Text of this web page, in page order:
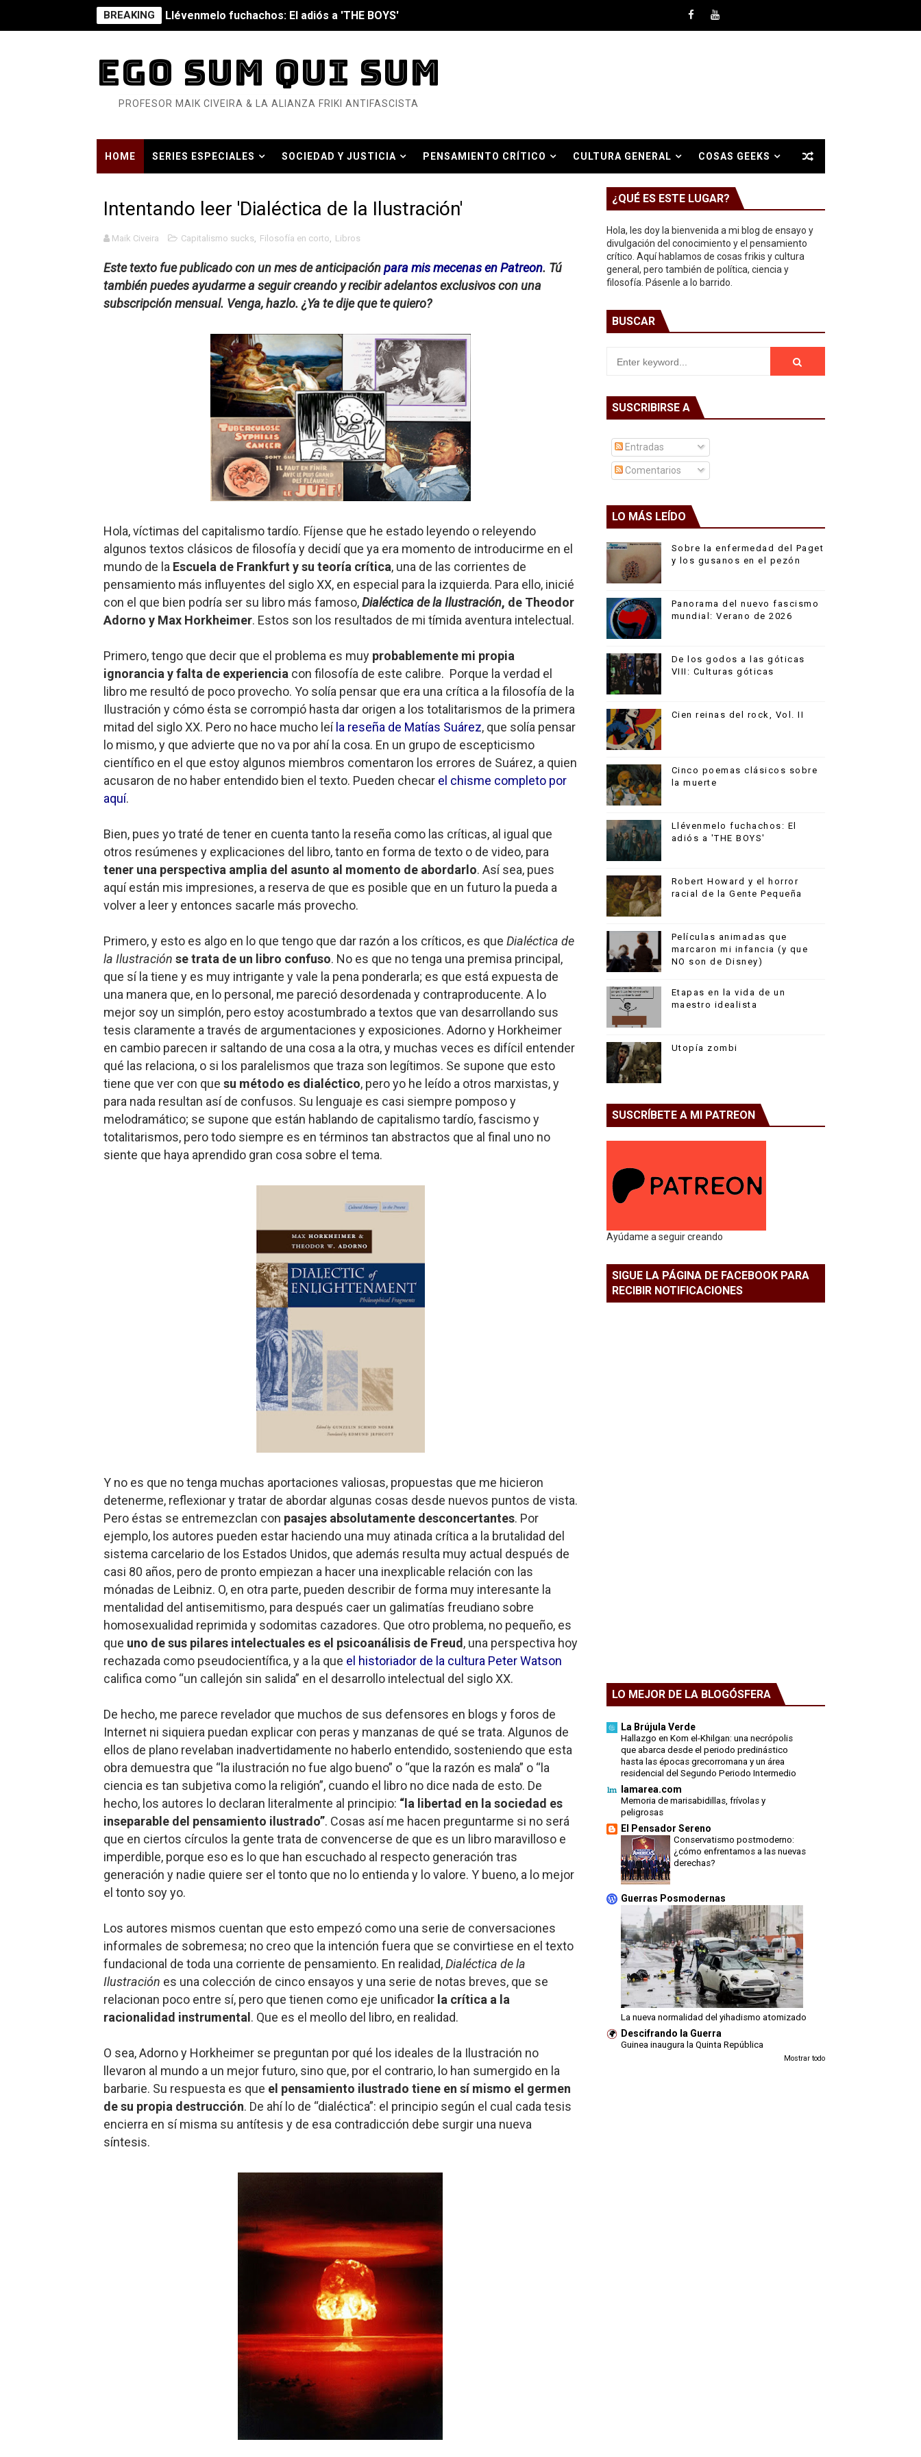
BREAKING Llévenmelo fuchachos: El adiós a 'THE BOYS'
Mario: La epopeya del fontanero - Parte II
Mario: La epopeya del fontanero - Parte I
Pequeña Filmoteca Antifascista
Pokémon: La película existencialista
Así se ve el fascismo en 2026... Y así se ve la Resistencia
Un año para sobrevivir al mundo: Dos mil tíjiri cinco
¿Estamos soñando con ovejas eléctricas?
Dioses y Monstruos: Guillermo (UNO)
Carlos Manzo y el narcogobierno asesino
Gótico Mexicano
El mito de Frankenstein
25 grandes películas de terror del siglo XXI
Charlie Kirk y la izquierda asesina
Dios es Cambio: Filosofía Earthseed para el fin del mundo
Nuestra era de genocidios
Transformers: ¿Una película marxista?
Gentile: Lo que debes entender sobre el fascismo
Definiendo: ¿Qué es el fascismo?
Panorama del nuevo fascismo mundial: Verano de 2026
EGO SUM QUI SUM
PROFESOR MAIK CIVEIRA & LA ALIANZA FRIKI ANTIFASCISTA
HOME SERIES ESPECIALES SOCIEDAD Y JUSTICIA PENSAMIENTO CRÍTICO CULTURA GENERAL COSAS GEEKS
Intentando leer 'Dialéctica de la Ilustración'
Maik Civeira Capitalismo sucks, Filosofía en corto, Libros
Este texto fue publicado con un mes de anticipaciónpara mis mecenas en Patreon. Tú
también puedes ayudarme a seguir creando y recibir adelantos exclusivos con una
subscripción mensual. Venga, hazlo. ¿Ya te dije que te quiero?
Hola, víctimas del capitalismo tardío. Fíjense que he estado leyendo o releyendo
algunos textos clásicos de filosofía y decidí que ya era momento de introducirme en el
mundo de la Escuela de Frankfurt y su teoría crítica, una de las corrientes de
pensamiento más influyentes del siglo XX, en especial para la izquierda. Para ello, inicié
con el que bien podría ser su libro más famoso,Dialéctica de la Ilustración, de Theodor
Adorno y Max Horkheimer. Estos son los resultados de mi tímida aventura intelectual.
Primero, tengo que decir que el problema es muy probablemente mi propia
ignorancia y falta de experiencia con filosofía de este calibre. Porque la verdad el
libro me resultó de poco provecho. Yo solía pensar que era una crítica a la filosofía de la
Ilustración y cómo ésta se corrompió hasta dar origen a los totalitarismos de la primera
mitad del siglo XX. Pero no hace mucho leí la reseña de Matías Suárez, que solía pensar
lo mismo, y que advierte que no va por ahí la cosa. En un grupo de escepticismo
científico en el que estoy algunos miembros comentaron los errores de Suárez, a quien
acusaron de no haber entendido bien el texto. Pueden checar el chisme completo por
aquí.
Bien, pues yo traté de tener en cuenta tanto la reseña como las críticas, al igual que
otros resúmenes y explicaciones del libro, tanto en forma de texto o de video, para
tener una perspectiva amplia del asunto al momento de abordarlo. Así sea, pues
aquí están mis impresiones, a reserva de que es posible que en un futuro la pueda a
volver a leer y entonces sacarle más provecho.
Primero, y esto es algo en lo que tengo que dar razón a los críticos, es que Dialéctica de
la Ilustración se trata de un libro confuso. No es que no tenga una premisa principal,
que sí la tiene y es muy intrigante y vale la pena ponderarla; es que está expuesta de
una manera que, en lo personal, me pareció desordenada y contraproducente. A lo
mejor soy un simplón, pero estoy acostumbrado a textos que van desarrollando sus
tesis claramente a través de argumentaciones y exposiciones. Adorno y Horkheimer
en cambio parecen ir saltando de una cosa a la otra, y muchas veces es difícil entender
qué las relaciona, o si los paralelismos que traza son legítimos. Se supone que esto
tiene que ver con que su método es dialéctico, pero yo he leído a otros marxistas, y
para nada resultan así de confusos. Su lenguaje es casi siempre pomposo y
melodramático; se supone que están hablando de capitalismo tardío, fascismo y
totalitarismos, pero todo siempre es en términos tan abstractos que al final uno no
siente que haya aprendido gran cosa sobre el tema.
Y no es que no tenga muchas aportaciones valiosas, propuestas que me hicieron
detenerme, reflexionar y tratar de abordar algunas cosas desde nuevos puntos de vista.
Pero éstas se entremezclan con pasajes absolutamente desconcertantes. Por
ejemplo, los autores pueden estar haciendo una muy atinada crítica a la brutalidad del
sistema carcelario de los Estados Unidos, que además resulta muy actual después de
casi 80 años, pero de pronto empiezan a hacer una inexplicable relación con las
mónadas de Leibniz. O, en otra parte, pueden describir de forma muy interesante la
mentalidad del antisemitismo, para después caer un galimatías freudiano sobre
homosexualidad reprimida y sodomitas cazadores. Que otro problema, no pequeño, es
que uno de sus pilares intelectuales es el psicoanálisis de Freud , una perspectiva hoy
rechazada como pseudocientífica, y a la que el historiador de la cultura Peter Watson
califica como “un callejón sin salida” en el desarrollo intelectual del siglo XX.
De hecho, me parece revelador que muchos de sus defensores en blogs y foros de
Internet ni siquiera puedan explicar con peras y manzanas de qué se trata. Algunos de
ellos de plano revelaban inadvertidamente no haberlo entendido, sosteniendo que esta
obra demuestra que “la ilustración no fue algo bueno” o “que la razón es mala” o “la
ciencia es tan subjetiva como la religión”, cuando el libro no dice nada de esto. De
hecho, los autores lo declaran literalmente al principio: “la libertad en la sociedad es
inseparable del pensamiento ilustrado”. Cosas así me hacen preguntarme si no será
que en ciertos círculos la gente trata de convencerse de que es un libro maravilloso e
imperdible, porque eso es lo que han escuchado al respecto generación tras
generación y nadie quiere ser el tonto que no lo entienda y lo valore. Y bueno, a lo mejor
el tonto soy yo.
Los autores mismos cuentan que esto empezó como una serie de conversaciones
informales de sobremesa; no creo que la intención fuera que se convirtiese en el texto
fundacional de toda una corriente de pensamiento. En realidad,Dialéctica de la
Ilustración es una colección de cinco ensayos y una serie de notas breves, que se
relacionan poco entre sí, pero que tienen como eje unificador la crítica a la
racionalidad instrumental . Que es el meollo del libro, en realidad.
O sea, Adorno y Horkheimer se preguntan por qué los ideales de la Ilustración no
llevaron al mundo a un mejor futuro, sino que, por el contrario, lo han sumergido en la
barbarie. Su respuesta es que el pensamiento ilustrado tiene en sí mismo el germen
de su propia destrucción. De ahí lo de “dialéctica”: el principio según el cual cada tesis
encierra en sí misma su antítesis y de esa contradicción debe surgir una nueva
síntesis.
¿QUÉ ES ESTE LUGAR?
Hola, les doy la bienvenida a mi blog de ensayo y
divulgación del conocimiento y el pensamiento
crítico. Aquí hablamos de cosas frikis y cultura
general, pero también de política, ciencia y
filosofía. Pásenle a lo barrido.
BUSCAR
SUSCRIBIRSE A
Entradas
Comentarios
LO MÁS LEÍDO
Sobre la enfermedad del Paget
y los gusanos en el pezón
Panorama del nuevo fascismo
mundial: Verano de 2026
De los godos a las góticas
VIII: Culturas góticas
Cien reinas del rock, Vol. II
Cinco poemas clásicos sobre
la muerte
Llévenmelo fuchachos: El
adiós a 'THE BOYS'
Robert Howard y el horror
racial de la Gente Pequeña
Películas animadas que
marcaron mi infancia (y que
NO son de Disney)
Etapas en la vida de un
maestro idealista
Utopía zombi
SUSCRÍBETE A MI PATREON
Ayúdame a seguir creando
SIGUE LA PÁGINA DE FACEBOOK PARA
RECIBIR NOTIFICACIONES
LO MEJOR DE LA BLOGÓSFERA
La Brújula Verde
Hallazgo en Kom el-Khilgan: una necrópolis
que abarca desde el periodo predinástico
hasta las épocas grecorromana y un área
residencial del Segundo Periodo Intermedio
lamarea.com
Memoria de marisabidillas, frívolas y
peligrosas
El Pensador Sereno
Conservatismo postmoderno:
¿cómo enfrentamos a las nuevas
derechas?
Guerras Posmodernas
La nueva normalidad del yihadismo atomizado
Descifrando la Guerra
Guinea inaugura la Quinta República
Mostrar todo